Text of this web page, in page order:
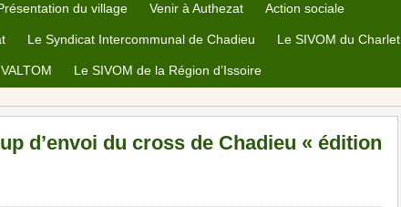
du village Venir à Authezat Action sociale
Le Syndicat Intercommunal de Chadieu Le SIVOM du Charlet
Le SIVOM de la Région d’Issoire
d’envoi du cross de Chadieu « édition